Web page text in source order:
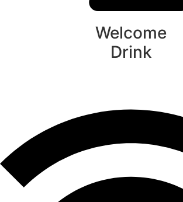
Welcome
Drink